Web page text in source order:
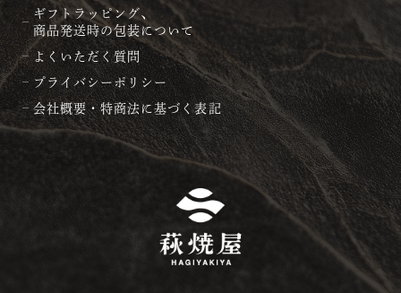
ギフトラッピング、
商品発送時の包装について
よくいただく質問
プライバシーポリシー
会社概要・特商法に基づく表記